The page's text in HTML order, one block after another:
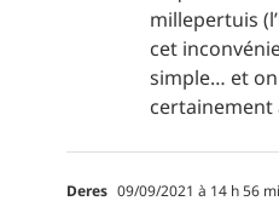
millepertuis
cet
simple… et
certainement
Deres 09/09/2021 à 14 h 56